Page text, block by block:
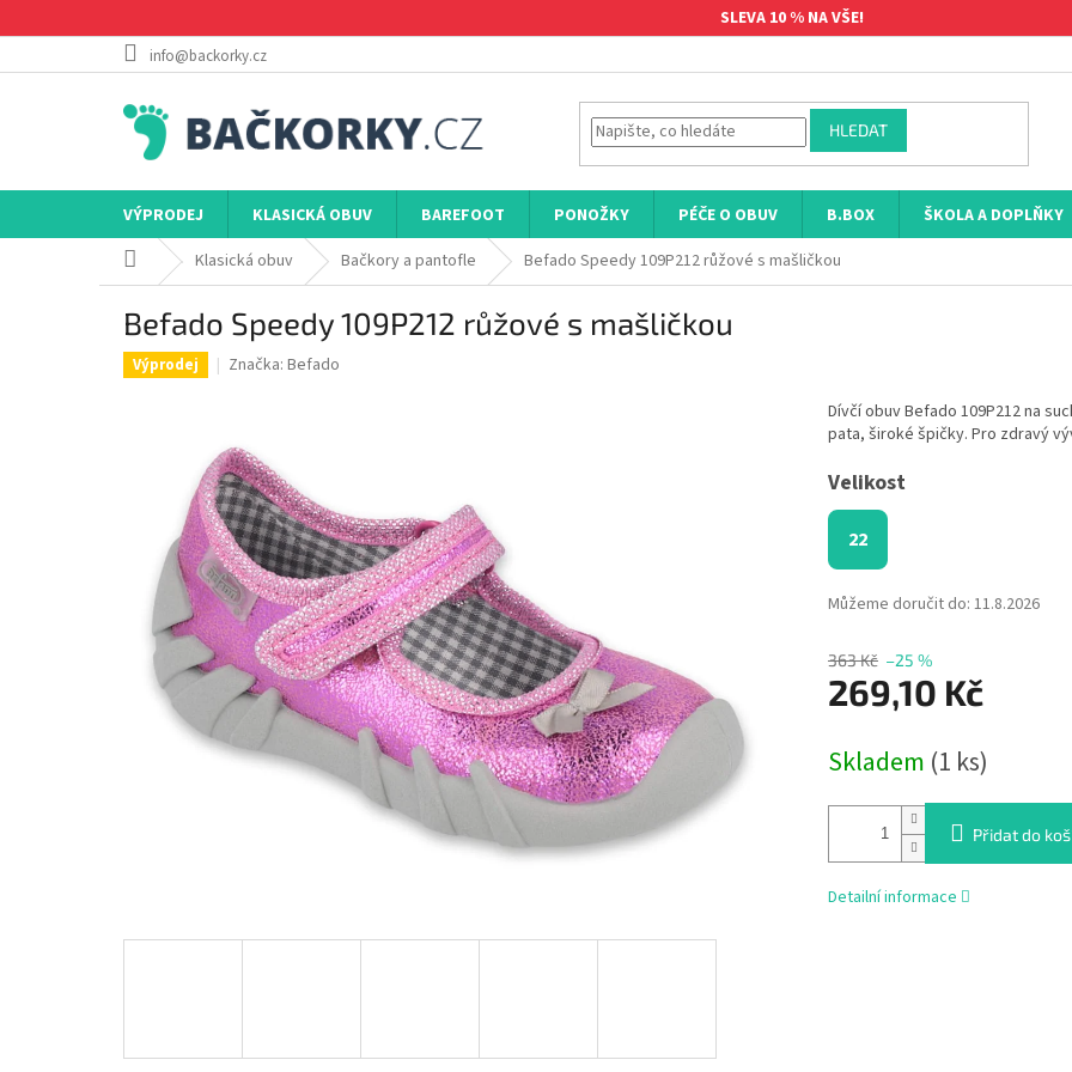
na
SLEVA 10 % NA VŠE!
info@backorky.cz
HLEDAT
VÝPRODEJ KLASICKÁ OBUV BAREFOOT PONOŽKY PÉČE O OBUV B.BOX
ŠKOLA A DOPLŇKY
Domů Klasická obuv Bačkory a pantofle Befado Speedy 109P212 růžové s mašličkou
Befado Speedy 109P212 růžové s mašličkou
Výprodej Značka: Befado
363 Kč –25 %
269,10 Kč
cena:
Skladem (1 ks)
Velikost
22
Můžeme doručit do: 11.8.2026
Přidat do
Dívčí obuv Befado 109P212 na
pata, široké špičky. Pro zdravý
Detailní informace